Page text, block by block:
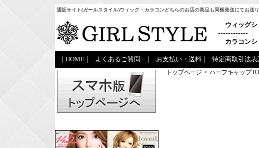
通販サイト(ガールスタイル)ウィッグ・カラコンどちらのお店の商品も同梱発送にてお送
ウィッグ
------------
カラコン
HOME よくあるご質問 お支払い・送料 特定商取引法表
トップページ > ハーフキャップ